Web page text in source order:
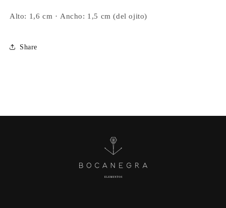
Alto: 1,6 cm · Ancho: 1,5 cm (del ojito)
Share